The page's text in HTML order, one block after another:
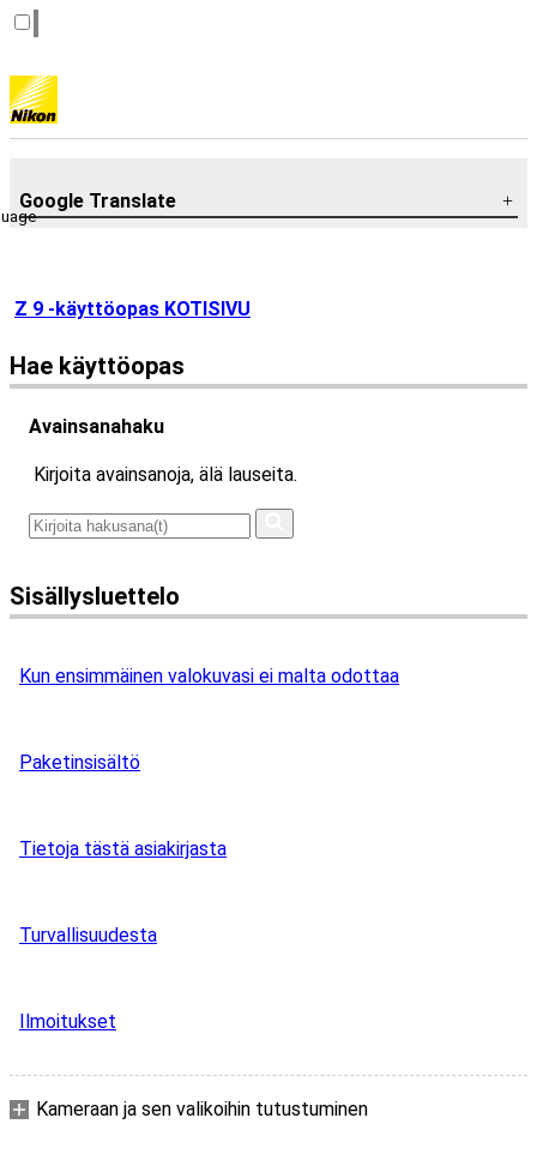
Google Translate
Z 9 -käyttöopas KOTISIVU
Hae käyttöopas
Avainsanahaku
Kirjoita avainsanoja, älä lauseita.
Sisällysluettelo
Kun ensimmäinen valokuvasi ei malta odottaa
Paketinsisältö
Tietoja tästä asiakirjasta
Turvallisuudesta
Ilmoitukset
Kameraan ja sen valikoihin tutustuminen